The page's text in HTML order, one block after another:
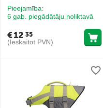
Pieejamība:
6 gab. piegādātāju noliktavā
€12 35
(Ieskaitot PVN)